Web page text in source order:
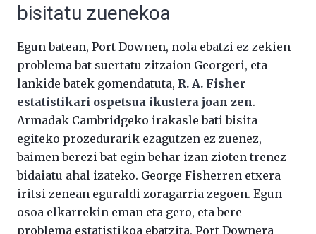
bisitatu zuenekoa
Egun batean, Port Downen, nola ebatzi ez zekien
problema bat suertatu zitzaion Georgeri, eta
lankide batek gomendatuta, R. A. Fisher
estatistikari ospetsua ikustera joan zen.
Armadak Cambridgeko irakasle bati bisita
egiteko prozedurarik ezagutzen ez zuenez,
baimen berezi bat egin behar izan zioten trenez
bidaiatu ahal izateko. George Fisherren etxera
iritsi zenean eguraldi zoragarria zegoen. Egun
osoa elkarrekin eman eta gero, eta bere
problema estatistikoa ebatzita, Port Downera